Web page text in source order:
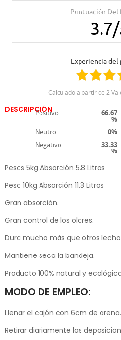
Puntuación Del
3.7/
Experiencia
Calculado a partir de 2
Positivo 66.67
%
Neutro
0%
Negativo
33.33
%
Aún no lo he probadoBuen
30.05.2024
DESCRIPCIÓN
Arena Aglomerante
Arena aglomerante 100%
Pesos 5kg Absorción 5.8 Litros
Peso 10kg Absorción 11.8 Litros
Gran absorción.
Gran control de los olores.
Dura mucho más que otros
Mantiene seca la bandeja.
Producto 100% natural y
MODO DE EMPLEO:
Llenar el cajón con 6cm de arena.
Retirar diariamente las